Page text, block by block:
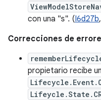
con una "s". (I6d27b,
Correcciones de
propietario recibe